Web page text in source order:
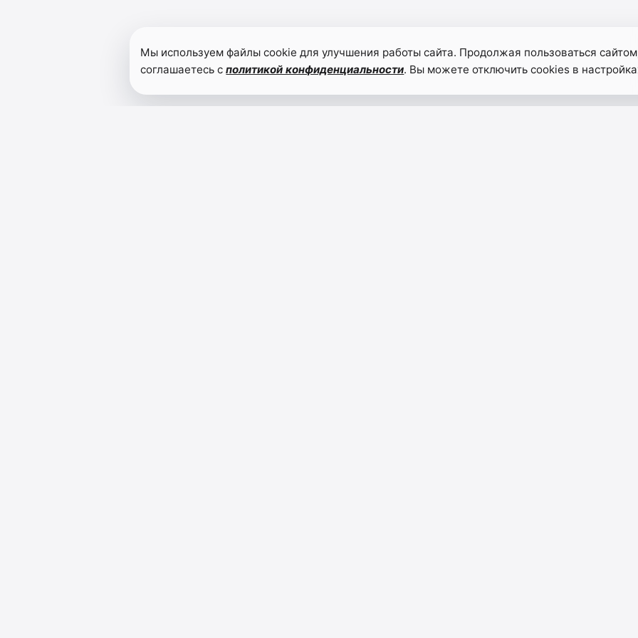
Мы используем файлы cookie для улучшения работы сайта. Продолжая пользоваться
соглашаетесь сполитикой конфиденциальности. Вы можете отключить cookies в